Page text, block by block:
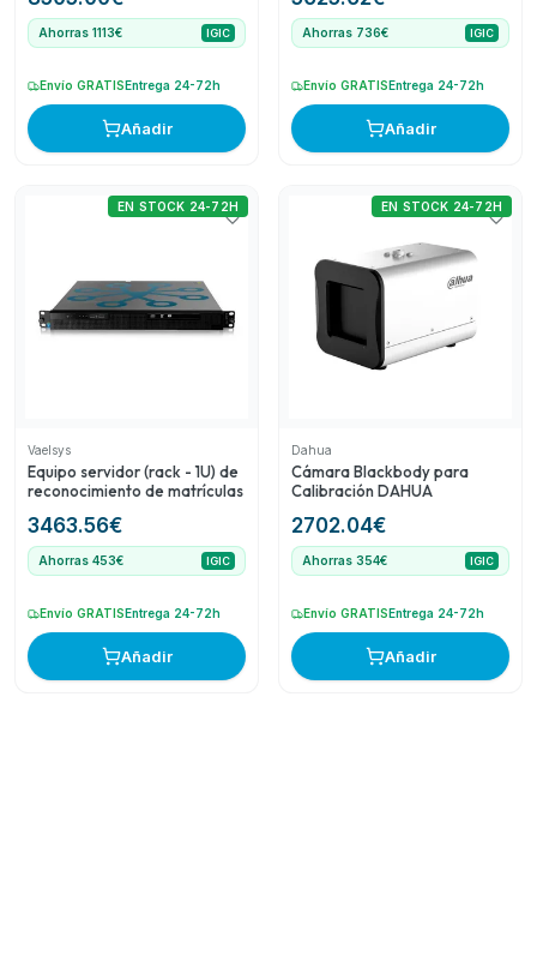
ampliable a 200
Ahorras 1113€ IGIC
Envío GRATISEntrega 24-72h
Añadir
Ahorras 736€ IGIC
Envío GRATISEntrega 24-72h
Añadir
Vaelsys
Equipo servidor (rack - 1U) de
reconocimiento de matrículas
3463.56€
EN STOCK 24-72H
Ahorras 453€ IGIC
Envío GRATIS Entrega 24-72h
Añadir
Dahua
Cámara Blackbody para
Calibración DAHUA
2702.04€
EN STOCK 24-72H
Ahorras 354€ IGIC
Envío GRATIS Entrega 24-72h
Añadir